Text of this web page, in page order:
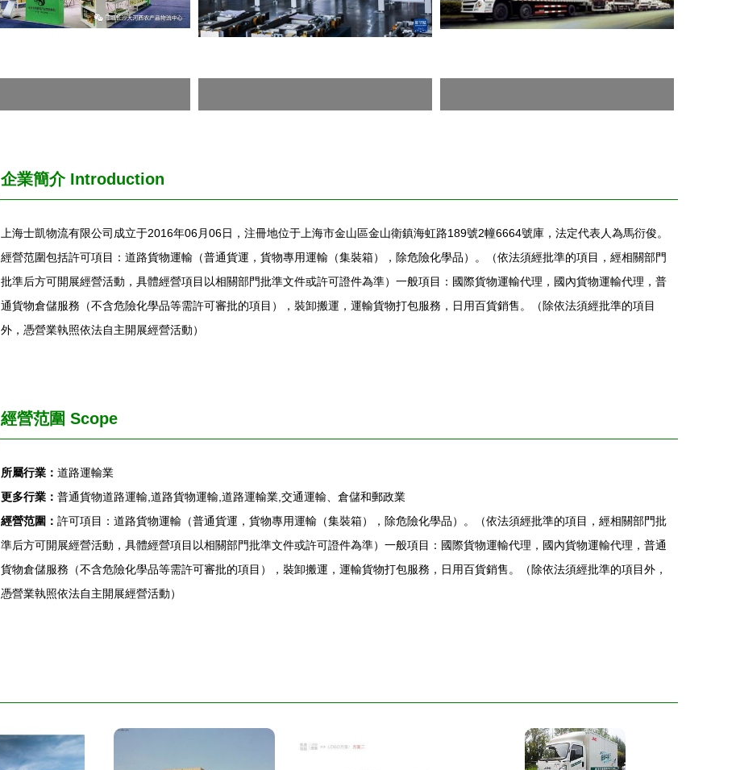
企業簡介Introduction
上海士凱物流有限公司成立于2016年06月06日，注冊地位于上海市金山區金山衛鎮海虹路189號2幢6664號庫，法定代表人為馬衍俊。
經營范圍包括許可項目：道路貨物運輸（普通貨運，貨物專用運輸（集裝箱），除危險化學品）。（依法須經批準的項目，經相關部門
批準后方可開展經營活動，具體經營項目以相關部門批準文件或許可證件為準）一般項目：國際貨物運輸代理，國內貨物運輸代理，普
通貨物倉儲服務（不含危險化學品等需許可審批的項目），裝卸搬運，運輸貨物打包服務，日用百貨銷售。（除依法須經批準的項目
外，憑營業執照依法自主開展經營活動）
經營范圍 Scope
所屬行業： 道路運輸業
更多行業： 普通貨物道路運輸,道路貨物運輸,道路運輸業,交通運輸、倉儲和郵政業
經營范圍： 許可項目：道路貨物運輸（普通貨運，貨物專用運輸（集裝箱），除危險化學品）。（依法須經批準的項目，經相關部門批
準后方可開展經營活動，具體經營項目以相關部門批準文件或許可證件為準）一般項目：國際貨物運輸代理，國內貨物運輸代理，普通
貨物倉儲服務（不含危險化學品等需許可審批的項目），裝卸搬運，運輸貨物打包服務，日用百貨銷售。（除依法須經批準的項目外，
憑營業執照依法自主開展經營活動）